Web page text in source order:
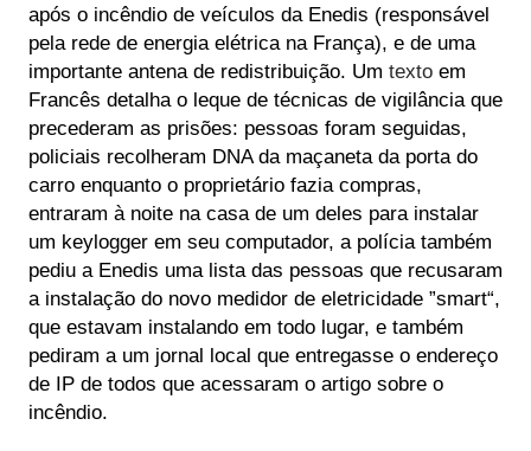
após o incêndio de veículos da Enedis (responsável
pela rede de energia elétrica na França), e de uma
importante antena de redistribuição. Um texto em
Francês detalha o leque de técnicas de vigilância que
precederam as prisões: pessoas foram seguidas,
policiais recolheram DNA da maçaneta da porta do
carro enquanto o proprietário fazia compras,
entraram à noite na casa de um deles para instalar
um keylogger em seu computador, a polícia também
pediu a Enedis uma lista das pessoas que recusaram
a instalação do novo medidor de eletricidade ”smart“,
que estavam instalando em todo lugar, e também
pediram a um jornal local que entregasse o endereço
de IP de todos que acessaram o artigo sobre o
incêndio.